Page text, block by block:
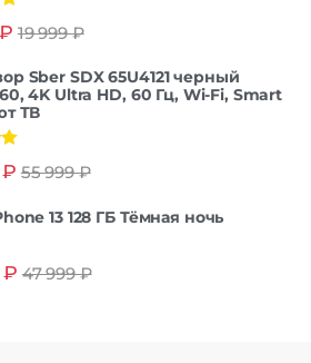
₽ 19 999₽
Sber SDX 65U4121 черный
4K Ultra HD, 60 Гц, Wi-Fi, Smart
ТВ
₽ 55 999₽
13 128 ГБ Тёмная ночь
₽ 47 999₽